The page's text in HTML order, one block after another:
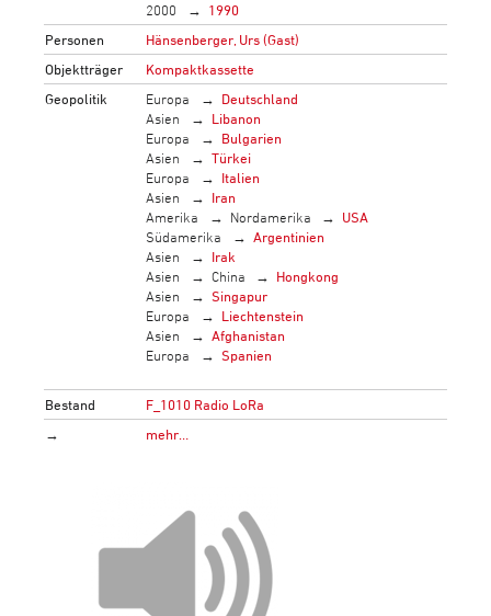
2000
1990
Personen
Hänsenberger, Urs (Gast)
Objektträger
Kompaktkassette
Geopolitik
Europa
Deutschland
Asien
Libanon
Europa
Bulgarien
Asien
Türkei
Europa
Italien
Asien
Iran
Amerika
Nordamerika
USA
Südamerika
Argentinien
Asien
Irak
Asien
China
Hongkong
Asien
Singapur
Europa
Liechtenstein
Asien
Afghanistan
Europa
Spanien
Bestand
F_1010 Radio LoRa
→
mehr…